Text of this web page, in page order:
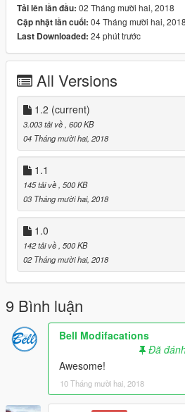
Tải lên lần đầu: 02 Tháng mười hai, 2018
Cập nhật lần cuối: 04 Tháng mười hai, 2018
Last Downloaded: 24 phút trước
All Versions
1.2 (current)
3.003 tải về , 600 KB
04 Tháng mười hai, 2018
1.1
145 tải về , 500 KB
03 Tháng mười hai, 2018
1.0
142 tải về , 500 KB
02 Tháng mười hai, 2018
9 Bình luận
Bell Modifacations
Đã
Awesome!
10 Tháng mười hai, 2018